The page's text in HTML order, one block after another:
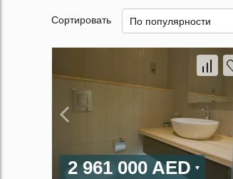
Сортировать По популярности
2 961 000 AED